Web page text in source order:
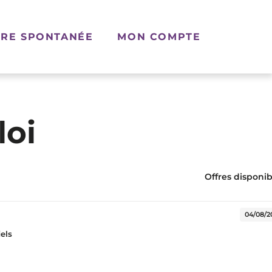
SPONTANÉE MON COMPTE
Offres
04/08/